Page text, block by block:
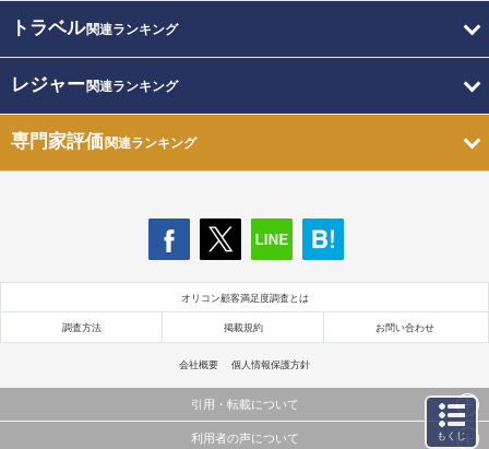
トラベル関連ランキング
レジャー関連ランキング
専門家評価関連ランキング
オリコン顧客満足度調査とは
調査方法 掲載規約 お問い合わせ
会社概要 個人情報保護方針
引用・転載について
当サイトで公開されている情報（文字、写真、イラスト、画像データ等）及びこれらの配置・
利用者の声について もくじ